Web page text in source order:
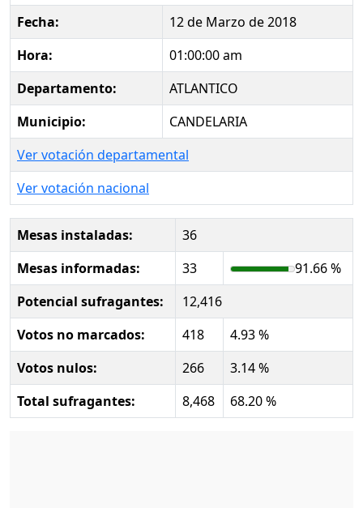
Fecha:
12 de Marzo de 2018
Hora:
01:00:00 am
Departamento:
ATLANTICO
Municipio:
CANDELARIA
Ver votación departamental
Ver votación nacional
Mesas instaladas:
36
Mesas informadas:
33
91.66 %
Potencial sufragantes:
12,416
Votos no marcados:
418
4.93 %
Votos nulos:
266
3.14 %
Total sufragantes:
8,468 68.20 %